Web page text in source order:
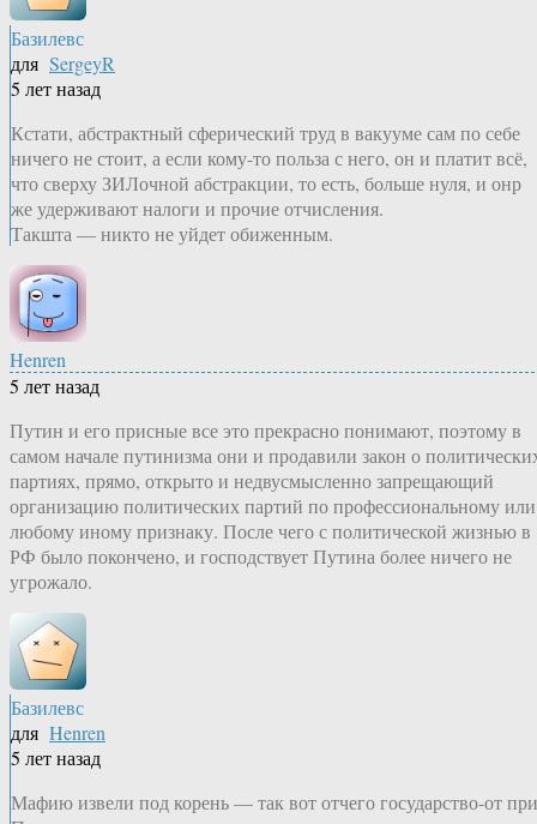
Базилевс
для SergeyR
5 лет назад
Кстати, абстрактный сферический труд в вакууме сам по себе
ничего не стоит, а если кому-то польза с него, он и платит всё,
что сверху ЗИЛочной абстракции, то есть, больше нуля, и онр
же удерживают налоги и прочие отчисления.
Такшта — никто не уйдет обиженным.
Henren
5 лет назад
Путин и его присные все это прекрасно понимают, поэтому в
самом начале путинизма они и продавили закон о
партиях, прямо, открыто и недвусмысленно запрещающий
организацию политических партий по профессиональному или
любому иному признаку. После чего с политической жизнью в
РФ было покончено, и господствует Путина более ничего не
угрожало.
Базилевс
для Henren
5 лет назад
Мафию извели под корень — так вот отчего государство-от при